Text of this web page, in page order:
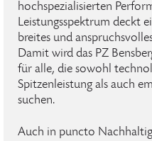
hochspezialisierten
Leistungsspektrum deckt
breites und
Damit wird das PZ
für alle, die sowohl
Spitzenleistung als auch
suchen.
Auch in puncto